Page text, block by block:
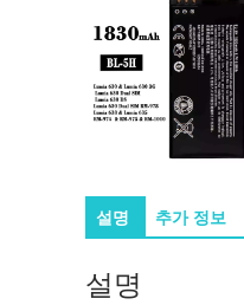
설명 추가 정보
설명